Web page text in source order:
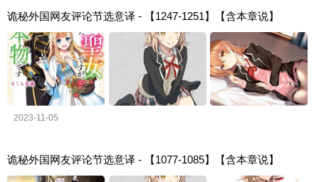
诡秘外国网友评论节选意译 - 【1247-1251】【含本章说】
2023-11-05
诡秘外国网友评论节选意译 - 【1077-1085】【含本章说】